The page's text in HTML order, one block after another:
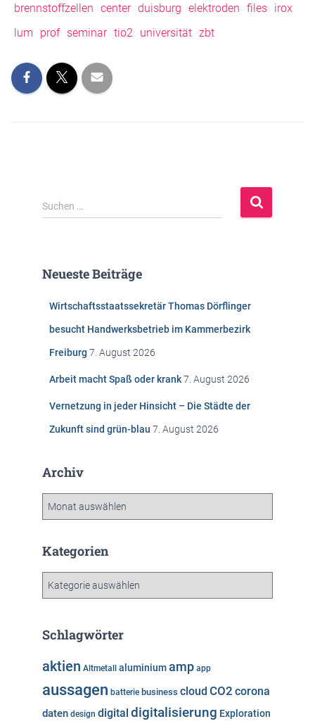
brennstoffzellen center duisburg elektroden files irox
lum
prof seminar tio2 universität zbt
S
u
n
Suchen …
Neueste Beiträge
Wirtschaftsstaatssekretär Thomas Dörflinger
besucht Handwerksbetrieb im Kammerbezirk
Freiburg 7. August 2026
Arbeit macht Spaß oder krank7. August 2026
Vernetzung in jeder Hinsicht – Die Städte der
Zukunft sind grün-blau 7. August 2026
Archiv
h
Kategorien
g
r
i
n
Schlagwörter
aktien Altmetall aluminiumamp app
aussagen batterie business cloud CO2 corona
daten design digital digitalisierung Exploration